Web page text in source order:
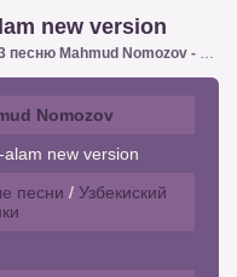
new version
Mahmud Nomozov - Alam-alam new version
Nomozov
alam new version
песни / Узбекиский